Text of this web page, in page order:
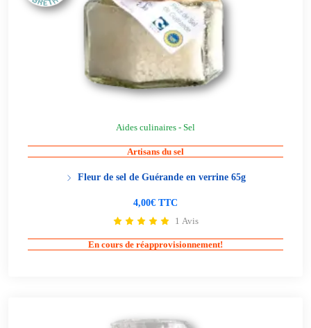
Aides culinaires - Sel
Artisans du sel
Fleur de sel de Guérande en verrine 65g
4,00€ TTC
1 Avis
En cours de réapprovisionnement!